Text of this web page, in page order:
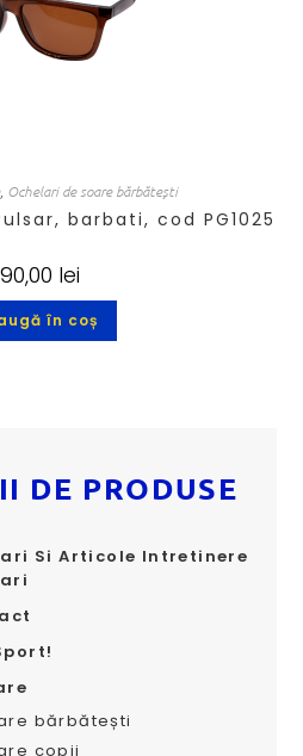
, Ochelari de soare bărbătești
barbati, cod PG1025
lei
în coș
DE PRODUSE
Si Articole Intretinere
bărbătești
copii